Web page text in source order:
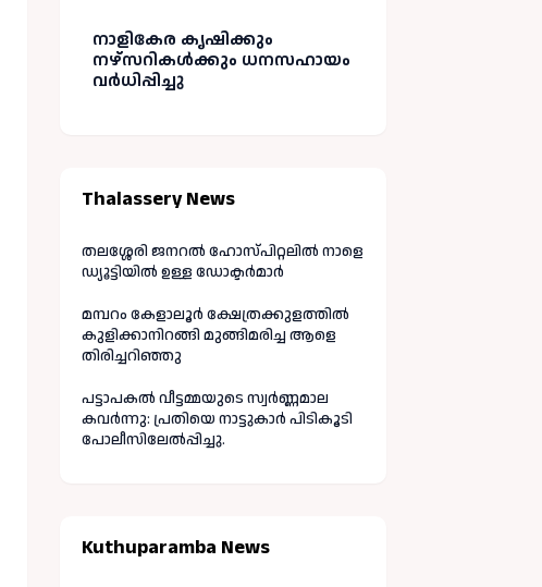
നാളികേര കൃഷിക്കും
നഴ്സറികൾക്കും ധനസഹായം
വർധിപ്പിച്ചു
Thalassery News
തലശ്ശേരി ജനറൽ ഹോസ്പിറ്റലിൽ നാളെ
ഡ്യൂട്ടിയിൽ ഉള്ള ഡോക്ടർമാർ
മമ്പറം കേളാലൂർ ക്ഷേത്രക്കുളത്തിൽ
കുളിക്കാനിറങ്ങി മുങ്ങിമരിച്ച ആളെ
തിരിച്ചറിഞ്ഞു
പട്ടാപകൽ വീട്ടമ്മയുടെ സ്വർണ്ണമാല
കവർന്നു: പ്രതിയെ നാട്ടുകാർ പിടികൂടി
പോലീസിലേൽപ്പിച്ചു.
Kuthuparamba News